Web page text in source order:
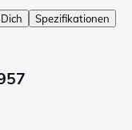
Spezifikationen